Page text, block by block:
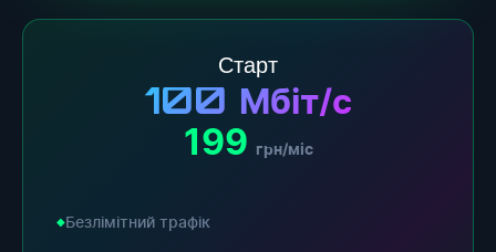
Старт
100 Мбіт/с
199 грн/міс
Безлімітний трафік